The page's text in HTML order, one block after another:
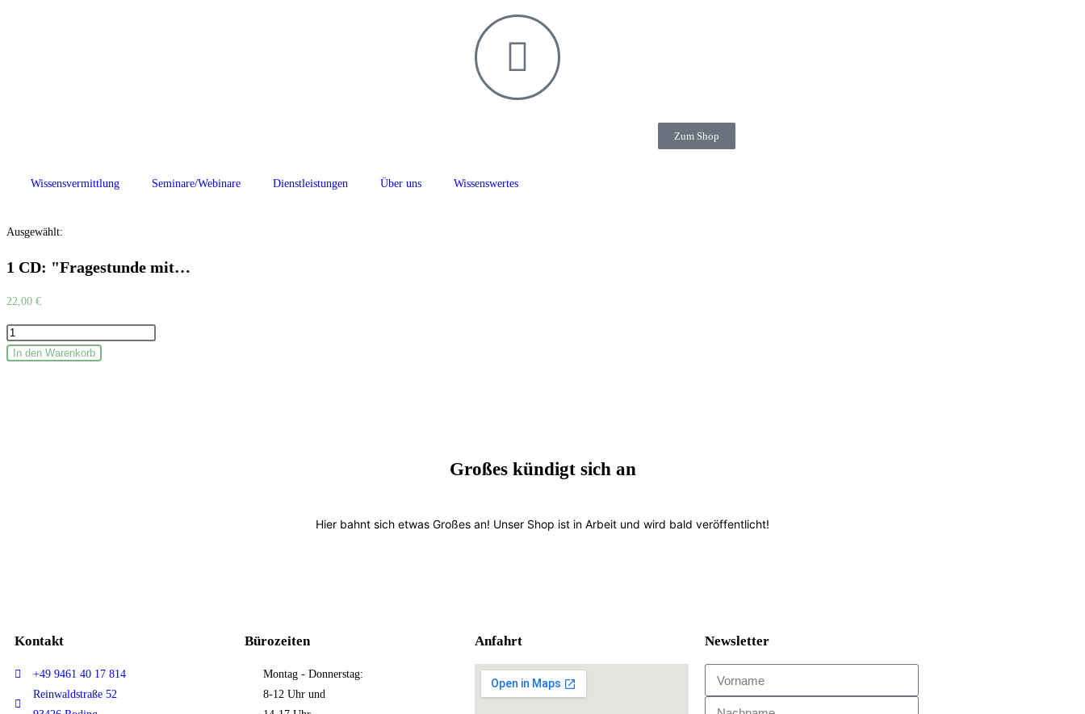
Zum Shop
Wissensvermittlung Seminare/Webinare Dienstleistungen Über uns Wissenswertes
Ausgewählt:
1 CD: "Fragestunde mit…
22,00 €
In den Warenkorb
Großes kündigt sich an
Hier bahnt sich etwas Großes an! Unser Shop ist in Arbeit und wird bald veröffentlicht!
Kontakt
+49 9461 40 17 814
Reinwaldstraße 52
Bürozeiten
Montag - Donnerstag:
8-12 Uhr und
Anfahrt Newsletter